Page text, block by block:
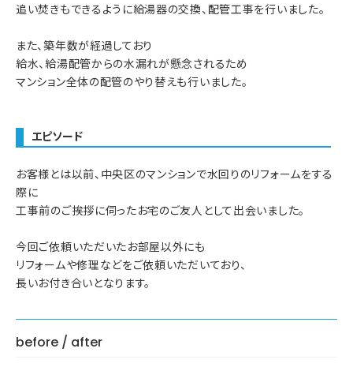
追い焚きもできるように給湯器の交換、配管工事を行いました。
また、築年数が経過しており
給水、給湯配管からの水漏れが懸念されるため
マンション全体の配管のやり替えも行いました。
エピソード
お客様とは以前、中央区のマンションで水回りのリフォームをする
際に
工事前のご挨拶に伺ったお宅のご友人として出会いました。
今回ご依頼いただいたお部屋以外にも
リフォームや修理などをご依頼いただいており、
長いお付き合いとなります。
before / after